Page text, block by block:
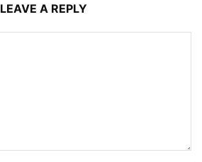
LEAVE A REPLY